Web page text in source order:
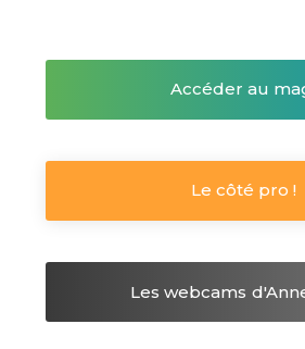
Accéder au
Le côté pro !
Les webcams